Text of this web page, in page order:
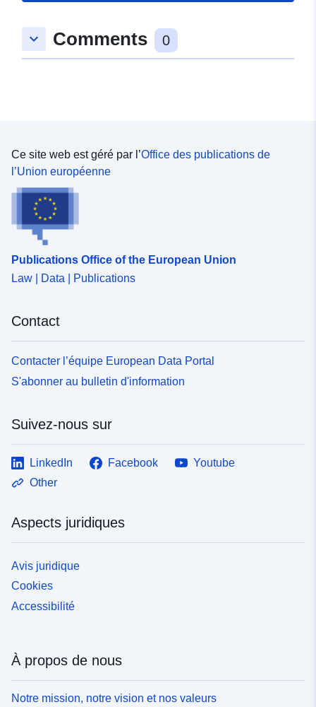
-1.24765944, 43.20471573
], [ -1.24765944,
Ressource
spatiale:
Identificateurs:
120066022-wxs-5dbfbae3-
uriRef:
120066022-srv-9007abce-0c2a-
4771-8d5d-2468a4d4173e
keyboard_arrow_down Comments 0
Ce site web est géré par l’Office des publications de
l’Union européenne
Publications Office of the European Union
Law | Data | Publications
Contact
Contacter l’équipe European Data Portal
S'abonner au bulletin d'information
Suivez-nous sur
LinkedIn Facebook
Youtube
Other
Aspects juridiques
Avis juridique
Cookies
Accessibilité
À propos de nous
Notre mission, notre vision et nos valeurs